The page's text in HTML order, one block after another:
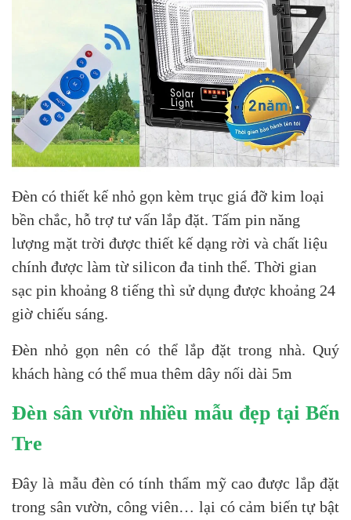
Đèn có thiết kế nhỏ gọn kèm trục giá đỡ kim loại
bền chắc, hỗ trợ tư vấn lắp đặt. Tấm pin năng
lượng mặt trời được thiết kế dạng rời và chất liệu
chính được làm từ silicon đa tinh thể. Thời gian
sạc pin khoảng 8 tiếng thì sử dụng được khoảng 24
giờ chiếu sáng.
Đèn nhỏ gọn nên có thể lắp đặt trong nhà. Quý
khách hàng có thể mua thêm dây nối dài 5m
Đèn sân vườn nhiều mẫu đẹp tại Bến
Tre
Đây là mẫu đèn có tính thẩm mỹ cao được lắp đặt
trong sân vườn, công viên… lại có cảm biến tự bật